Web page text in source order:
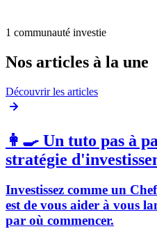
1 communauté investie
Nos articles à la une
Découvrir les articles
👩‍🍳 Un tuto pas à
stratégie
Investissez comme un
est de vous aider à vous
par où commencer.